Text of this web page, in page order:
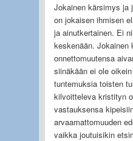
Jokainen kärsimys ja
on jokaisen ihmisen
ja ainutkertainen. Ei
keskenään. Jokainen
onnettomuutensa
siinäkään ei ole
tuntemuksia toisten
kilvoitteleva kristityn
vastauksensa
arvaamattomuuden
vaikka joutuisikin